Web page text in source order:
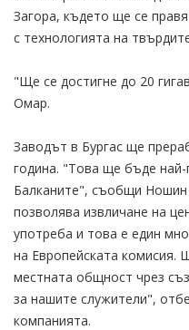
Загора, където ще се
с технологията на
"Ще се достигне до 20
Омар.
Заводът в Бургас ще
година. "Това ще бъде
Балканите", съобщи
позволява извличане на
употреба и това е един
на Европейската комисия.
местната общност чрез
за нашите служители",
компанията.